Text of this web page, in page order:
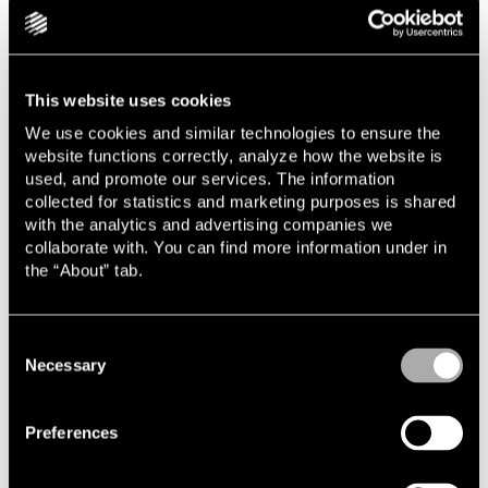
This website uses cookies
We use cookies and similar technologies to ensure the
website functions correctly, analyze how the website is
used, and promote our services. The information
collected for statistics and marketing purposes is shared
with the analytics and advertising companies we
collaborate with. You can find more information under in
the “About” tab.
Selection
Necessary
Preferences
2000
1992–
1995
Ronneby, Simrishamns och Trelleborgs
tingsrätt
1990–
1992
Hässleholms tingsrätt
Carousel items
Relaterade uppdrag & artiklar